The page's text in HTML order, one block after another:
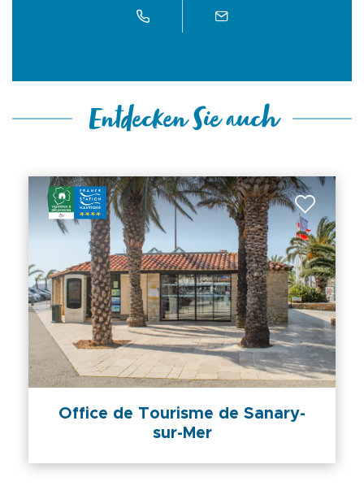
Entdecken Sie auch
Office de Tourisme de Sanary-
sur-Mer